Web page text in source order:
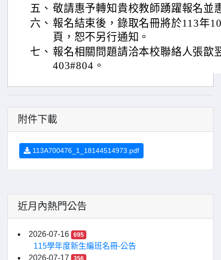
五、 敬請惠予轉知貴校教師踴躍報名並
六、 報名結束後，錄取名冊將於113年
頁，恕不另行通知。
七、 報名相關問題請洽本校聯絡人張歆
403#804。
附件下載
113A700476_1_18144514973.pdf
近月內熱門公告
2026-07-16 695
115學年度新生編班名冊-公告
2026-07-17
356